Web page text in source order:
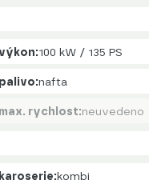
výkon:100 kW / 135 PS
palivo:nafta
max. rychlost:neuvedeno
karoserie:kombi